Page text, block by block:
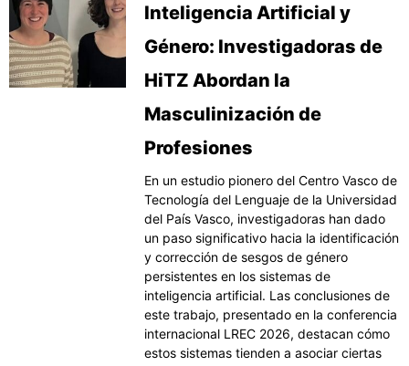
Inteligencia Artificial y
Género: Investigadoras de
HiTZ Abordan la
Masculinización de
Profesiones
En un estudio pionero del Centro Vasco de
Tecnología del Lenguaje de la Universidad
del País Vasco, investigadoras han dado
un paso significativo hacia la identificación
y corrección de sesgos de género
persistentes en los sistemas de
inteligencia artificial. Las conclusiones de
este trabajo, presentado en la conferencia
internacional LREC 2026, destacan cómo
estos sistemas tienden a asociar ciertas